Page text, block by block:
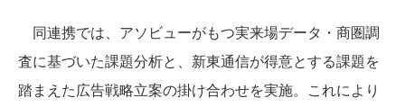
同連携では、アソビューがもつ実来場データ・商圏調
査に基づいた課題分析と、新東通信が得意とする課題を
踏まえた広告戦略立案の掛け合わせを実施。これにより